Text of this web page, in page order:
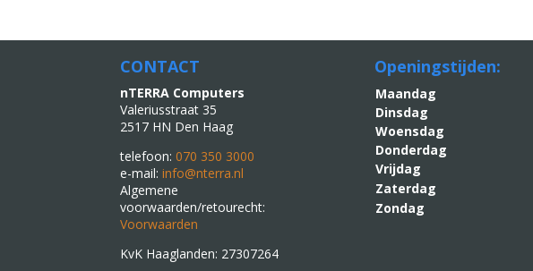
CONTACT
nTERRA Computers
Valeriusstraat 35
2517 HN Den Haag
telefoon:070 350 3000
e-mail:info@nterra.nl
Algemene
voorwaarden/retourecht:
Voorwaarden
KvK Haaglanden: 27307264
Openingstijden:
Maandag
Dinsdag
Woensdag
Donderdag
Vrijdag
Zaterdag
Zondag